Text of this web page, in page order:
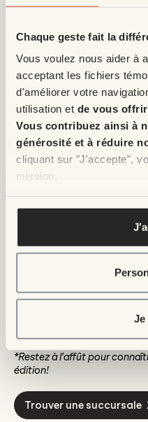
Chaque geste fait la
Vous voulez nous aider à
acceptant les fichiers
d'améliorer votre
utilisation et de vous
Vous contribuez ainsi à
générosité et à réduire
cliquant sur "J'accepte",
mission.
Pour en savoir plus,
Je
Dairy
Déli-Don,
Blizzardssont remis à
se sucrer le bec!
Durée de l'offre : la journée
2026*
*Restez à l'affût pour
édition!
Trouver une succursale